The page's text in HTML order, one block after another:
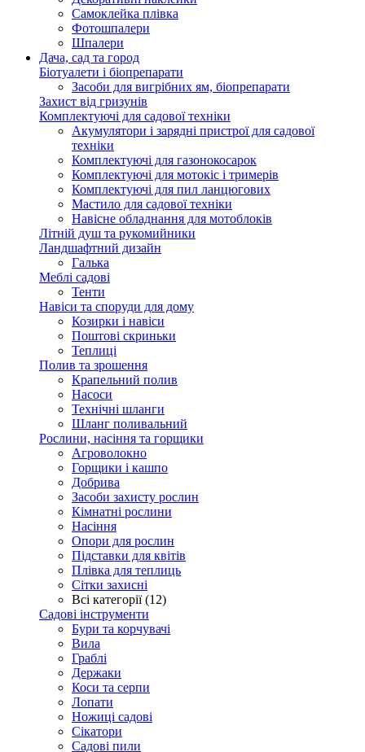
Самоклейка плівка
Фотошпалери
Шпалери
Дача, сад та город
Біотуалети і біопрепарати
Засоби для вигрібних ям, біопрепарати
Захист від гризунів
Комплектуючі для садової техніки
Акумулятори і зарядні пристрої для садової
техніки
Комплектуючі для газонокосарок
Комплектуючі для мотокіс і тримерів
Комплектуючі для пил ланцюгових
Мастило для садової техніки
Навісне обладнання для мотоблоків
Літній душ та рукомийники
Ландшафтний дизайн
Галька
Меблі садові
Тенти
Навіси та споруди для дому
Козирки і навіси
Поштові скриньки
Теплиці
Полив та зрошення
Крапельний полив
Насоси
Технічні шланги
Шланг поливальний
Рослини, насіння та горщики
Агроволокно
Горщики і кашпо
Добрива
Засоби захисту рослин
Кімнатні рослини
Насіння
Опори для рослин
Підставки для квітів
Плівка для теплиць
Сітки захисні
Всі категорії (12)
Садові інструменти
Бури та корчувачі
Вила
Граблі
Держаки
Коси та серпи
Лопати
Ножиці садові
Сікатори
Садові пили